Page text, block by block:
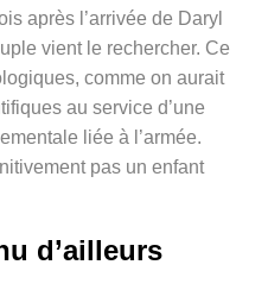
après l’arrivée de Daryl
vient le rechercher. Ce
comme on aurait
au service d’une
liée à l’armée.
pas un enfant
d’ailleurs